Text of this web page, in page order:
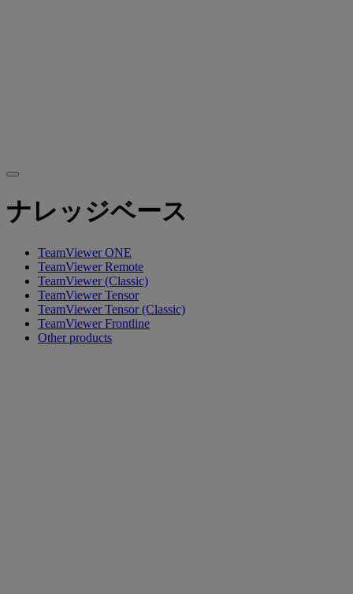
ナレッジベース
TeamViewer ONE
TeamViewer Remote
TeamViewer (Classic)
TeamViewer Tensor
TeamViewer Tensor (Classic)
TeamViewer Frontline
Other products